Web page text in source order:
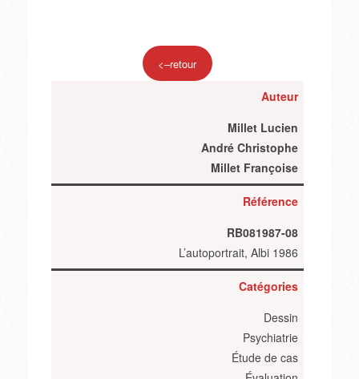
<–retour
Auteur
Millet Lucien
André Christophe
Millet Françoise
Référence
RB081987-08
L’autoportrait, Albi 1986
Catégories
Dessin
Psychiatrie
Étude de cas